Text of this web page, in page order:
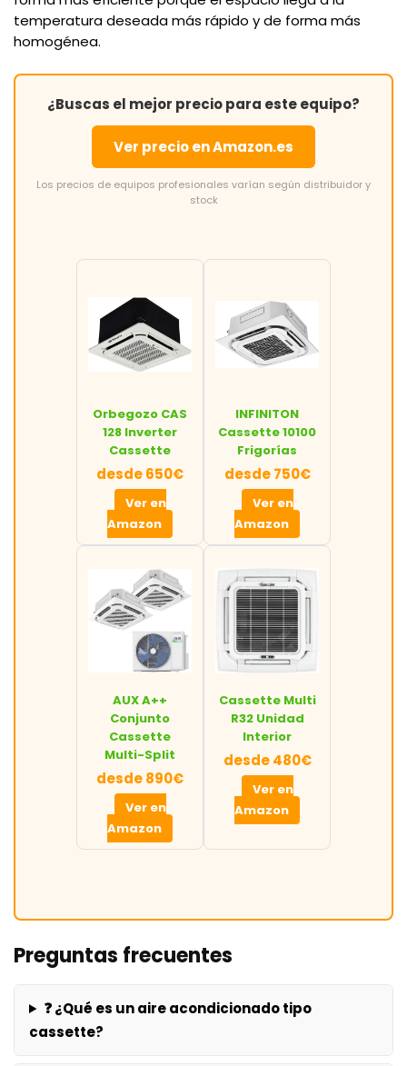
temperatura deseada más rápido y de forma más
homogénea.
¿Buscas el mejor precio para este equipo?
Ver precio en Amazon.es
Los precios de equipos profesionales varían según distribuidor y
stock
Orbegozo CAS
128 Inverter
Cassette
desde 650€
Ver en
Amazon
INFINITON
Cassette 10100
Frigorías
desde 750€
Ver en
Amazon
AUX A++
Conjunto
Cassette
Multi-Split
desde 890€
Ver en
Amazon
Cassette Multi
R32 Unidad
Interior
desde 480€
Ver en
Amazon
Preguntas frecuentes
❓ ¿Qué es un aire acondicionado tipo
cassette?